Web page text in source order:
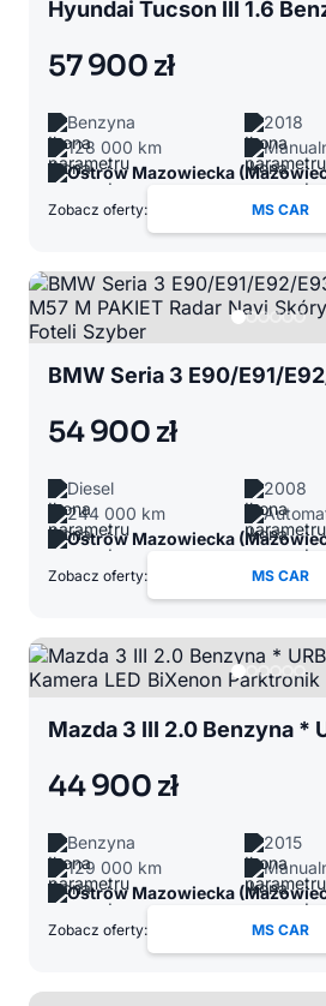
57 900 zł
Benzyna
2018
128 000 km
Ostrów Mazowiecka
Zobacz oferty: MS CAR
54 900 zł
Diesel
2008
244 000 km
Ostrów Mazowiecka
Zobacz oferty: MS CAR
44 900 zł
Benzyna
2015
129 000 km
Ostrów Mazowiecka
Zobacz oferty: MS CAR